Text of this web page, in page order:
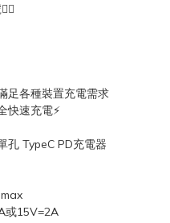
足各種裝置充電需求
快速充電⚡️
孔 TypeC PD充電器
或15V=2A